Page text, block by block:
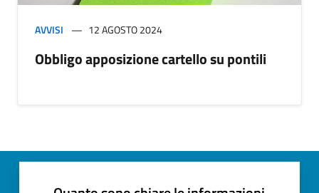
AVVISI 12 AGOSTO 2024
Obbligo apposizione cartello su pontili